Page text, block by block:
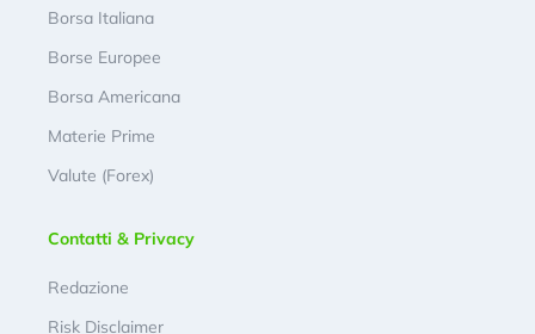
Borsa Italiana
Borse Europee
Borsa Americana
Materie Prime
Valute (Forex)
Contatti & Privacy
Redazione
Risk Disclaimer